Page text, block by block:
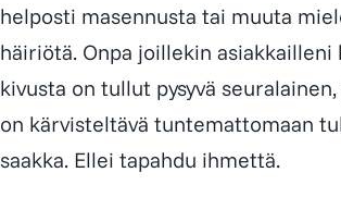
helposti masennusta tai muuta
häiriötä. Onpa joillekin
kivusta on tullut pysyvä
on kärvisteltävä tuntemattomaan
saakka. Ellei tapahdu ihmettä.